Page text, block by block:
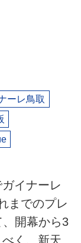
ーレ鳥取
イナーレ
までのプレ
開幕から3
く、新天